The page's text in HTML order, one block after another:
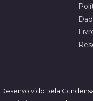
pela